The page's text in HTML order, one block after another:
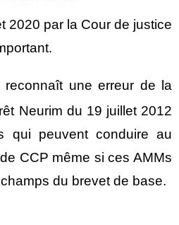
2020 par la Cour de justice
reconnaît une erreur de la
Neurim du 19 juillet 2012
qui peuvent conduire au
CCP même si ces AMMs
du brevet de base.